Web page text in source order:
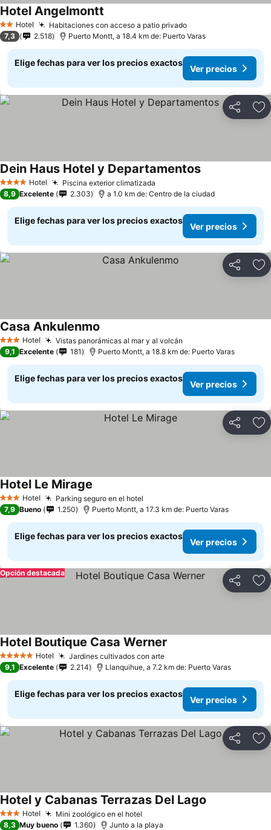
2 Estrellas
Hotel Habitaciones con acceso a patio privadoVer precios
Hotel Angelmontt
7,3 2.518 Puerto Montt, a 18.4 km de: Puerto Varas
Elige fechas para ver los precios exactos
Ver precios
Compartir
4 EstrellasHotel Piscina exterior climatizada
Dein Haus Hotel y DepartamentosVer precios
8,9 Excelente 2.303 a 1.0 km de: Centro de la ciudad
Elige fechas para ver los precios exactos
Ver precios
Compartir
3 Estrellas
Hotel Vistas panorámicas al mar y al volcán
Casa Ankulenmo
9,1 Excelente 181 Puerto Montt, a 18.8 km de: Puerto Varas
Elige fechas para ver los precios exactos
Ver precios
Compartir
3 Estrellas
Hotel Parking seguro en el hotel
Hotel Le Mirage
7,9 Bueno 1.250 Puerto Montt, a 17.3 km de: Puerto Varas
Elige fechas para ver los precios exactos
Ver precios
Compartir
Opción destacada
5 Estrellas Hotel Jardines cultivados con arteVer precios
Hotel Boutique Casa Werner
9,1 Excelente 2.214 Llanquihue, a 7.2 km de: Puerto Varas
Elige fechas para ver los precios exactos
Ver precios
Compartir
3 Estrellas
Hotel Mini zoológico en el hotel
Hotel y Cabanas Terrazas Del Lago
8,3 Muy bueno 1.360 Junto a la playa